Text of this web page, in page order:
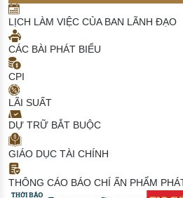
LỊCH LÀM VIỆC CỦA BAN LÃNH ĐẠO
CÁC BÀI PHÁT BIỂU
CPI
LÃI SUẤT
DỰ TRỮ BẮT BUỘC
GIÁO DỤC TÀI CHÍNH
THÔNG CÁO BÁO CHÍ ẤN PHẨM